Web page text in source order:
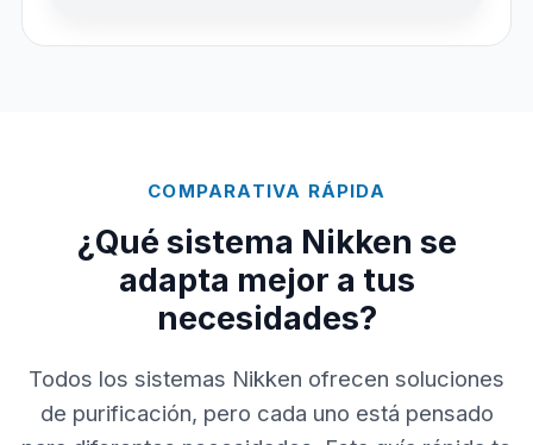
COMPARATIVA RÁPIDA
¿Qué sistema Nikken se
adapta mejor a tus
necesidades?
Todos los sistemas Nikken ofrecen soluciones
de purificación, pero cada uno está pensado